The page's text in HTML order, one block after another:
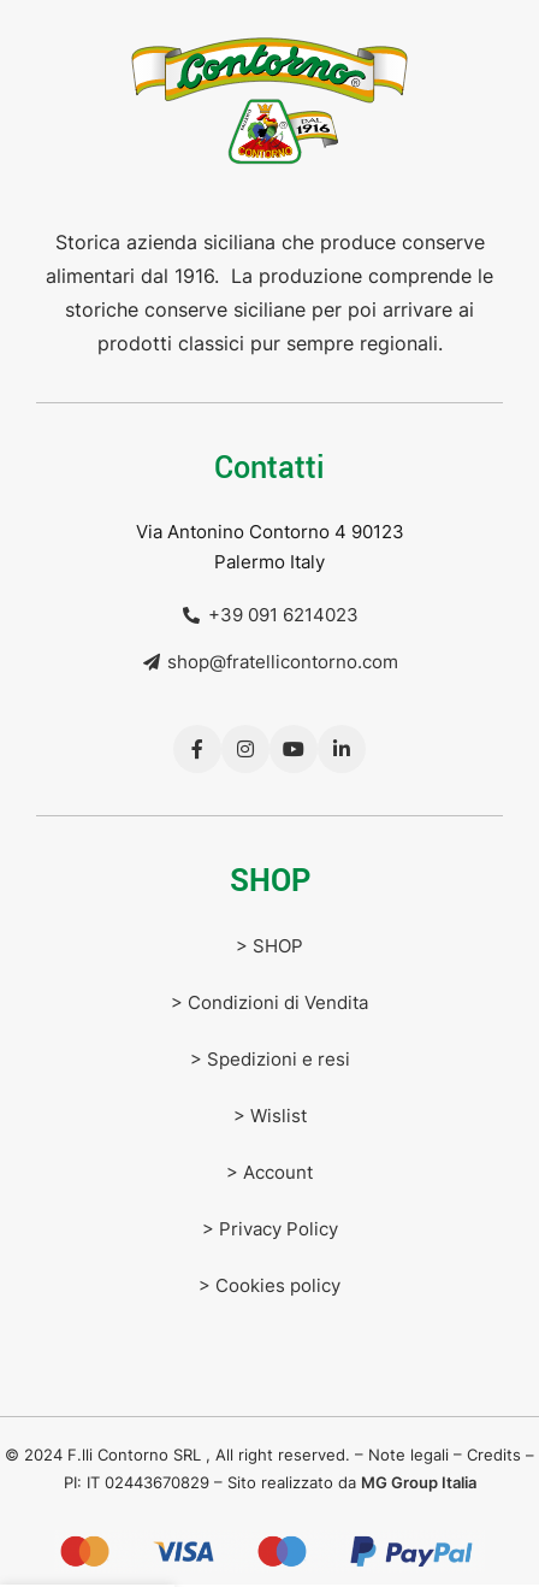
Storica azienda siciliana che produce conserve
alimentari dal 1916. La produzione comprende le
storiche conserve siciliane per poi arrivare ai
prodotti classici pur sempre regionali.
Contatti
Via Antonino Contorno 4 90123
Palermo Italy
+39 091 6214023
shop@fratellicontorno.com
SHOP
> SHOP
> Condizioni di Vendita
> Spedizioni e resi
> Wislist
> Account
> Privacy Policy
> Cookies policy
© 2024 F.lli Contorno SRL , All right reserved. – Note legali – Credits –
PI: IT 02443670829 – Sito realizzato da MG Group Italia